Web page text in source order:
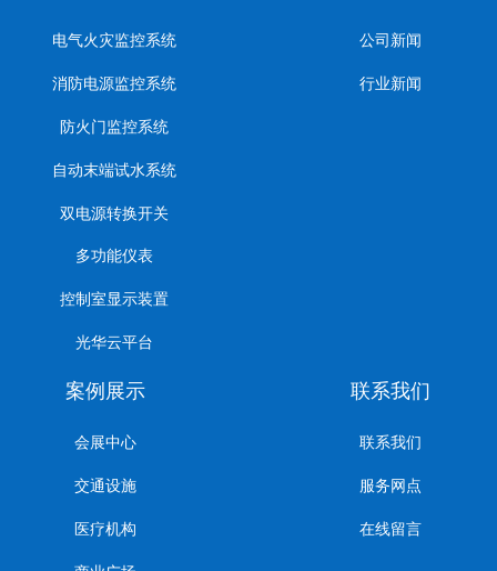
电气火灾监控系统
消防电源监控系统
防火门监控系统
自动末端试水系统
双电源转换开关
多功能仪表
控制室显示装置
光华云平台
公司新闻
行业新闻
案例展示
会展中心
交通设施
医疗机构
联系我们
联系我们
服务网点
在线留言